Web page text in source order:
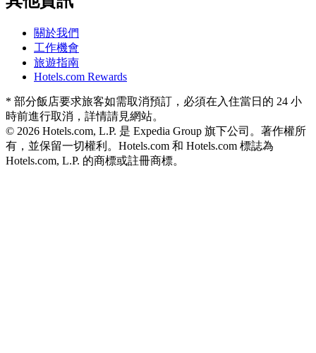
關於我們
工作機會
旅遊指南
Hotels.com Rewards
* 部分飯店要求旅客如需取消預訂，必須在入住當日的 24 小
時前進行取消，詳情請見網站。
© 2026 Hotels.com, L.P. 是 Expedia Group 旗下公司。著作權所
有，並保留一切權利。 Hotels.com 和 Hotels.com 標誌為
Hotels.com, L.P. 的商標或註冊商標。